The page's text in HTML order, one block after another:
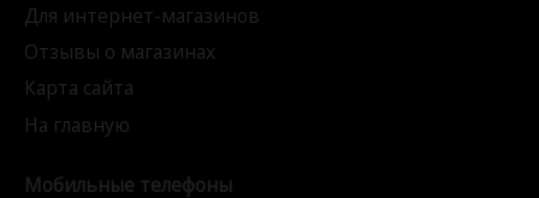
Для интернет-магазинов
Отзывы о магазинах
Карта сайта
На главную
Мобильные телефоны